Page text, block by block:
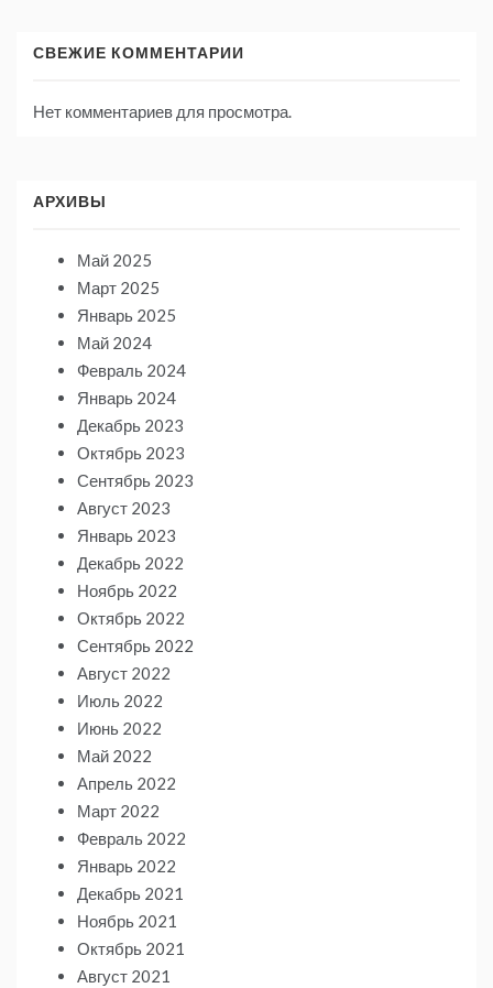
СВЕЖИЕ КОММЕНТАРИИ
Нет комментариев для просмотра.
АРХИВЫ
Май 2025
Март 2025
Январь 2025
Май 2024
Февраль 2024
Январь 2024
Декабрь 2023
Октябрь 2023
Сентябрь 2023
Август 2023
Январь 2023
Декабрь 2022
Ноябрь 2022
Октябрь 2022
Сентябрь 2022
Август 2022
Июль 2022
Июнь 2022
Май 2022
Апрель 2022
Март 2022
Февраль 2022
Январь 2022
Декабрь 2021
Ноябрь 2021
Октябрь 2021
Август 2021